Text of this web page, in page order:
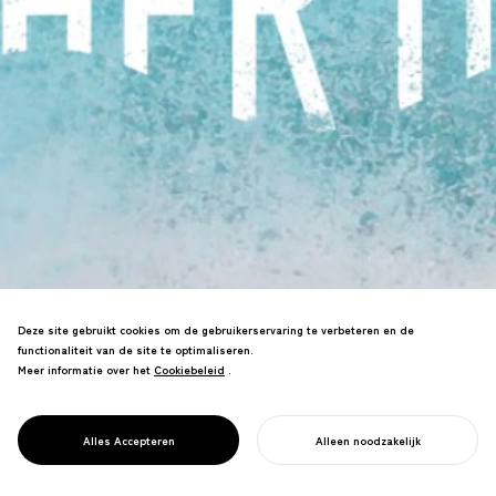
MOEDER
OCEAAN
voedt door onze gevoelens voor de zee
te verbinden met moederliefde.
Deze site gebruikt cookies om de gebruikerservaring te verbeteren en de
functionaliteit van de site te optimaliseren.
Meer informatie over het Cookiebeleid
Cookiebeleid .
Alles Accepteren Alleen noodzakelijk